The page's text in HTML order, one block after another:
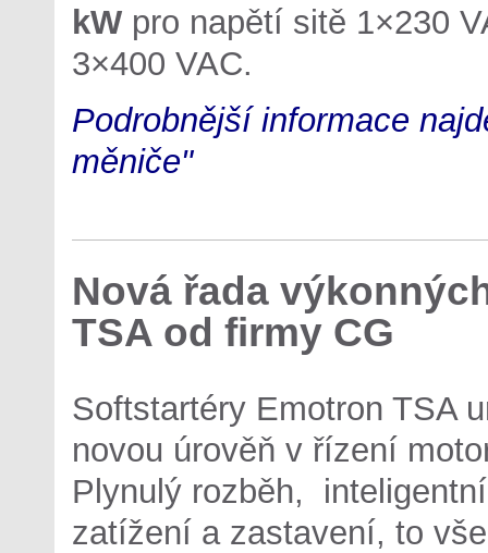
kW pro napětí sitě 1×230
3×400 VAC.
Podrobnější informace
měniče"
Nová řada
TSA od firmy CG
Softstartéry Emotron TSA
novou úrověň v řízení
Plynulý rozběh,
zatížení a zastavení, to